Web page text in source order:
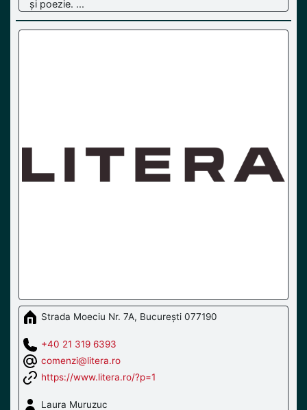
și poezie. ...
Strada Moeciu Nr. 7A, București 077190
+40 21 319 6393
comenzi@litera.ro
https://www.litera.ro/?p=1
Laura Muruzuc